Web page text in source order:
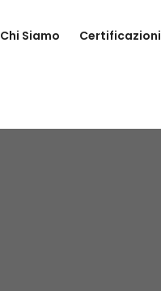
Chi Siamo Certificazioni